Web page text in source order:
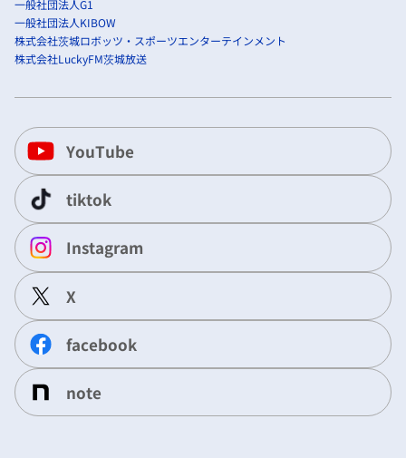
一般社団法人G1
一般社団法人KIBOW
株式会社茨城ロボッツ・スポーツエンターテインメント
株式会社LuckyFM茨城放送
YouTube
tiktok
Instagram
X
facebook
note